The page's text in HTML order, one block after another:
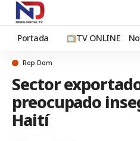
Portada TV ONLINE
Rep Dom
Sector
preocupado
Haití